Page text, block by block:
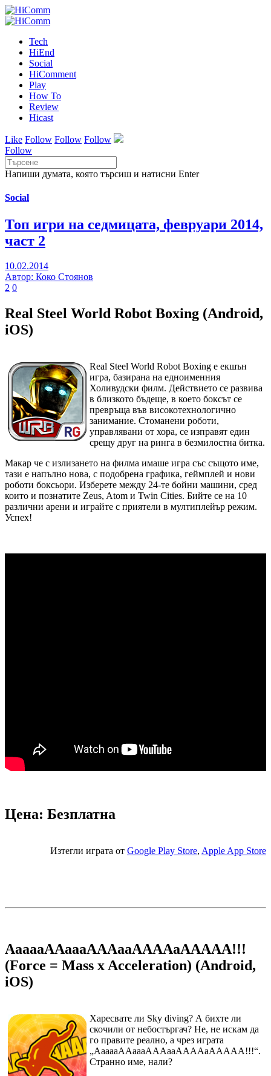
Tech
HiEnd
Social
HiComment
Play
How To
Review
Hicast
Like Follow Follow Follow
Follow
Напиши думата, която търсиш и натисни Enter
Social
Топ игри на седмицата, февруари 2014,
част 2
10.02.2014
Автор: Коко Стоянов
2 0
Real Steel World Robot Boxing (Android,
iOS)
Real Steel World Robot Boxing е екшън
игра, базирана на едноименния
Холивудски филм. Действието се развива
в близкото бъдеще, в което боксът се
превръща във високотехнологично
занимание. Стоманени роботи,
управлявани от хора, се изправят един
срещу друг на ринга в безмилостна битка.
Макар че с излизането на филма имаше игра със същото име,
тази е напълно нова, с подобрена графика, геймплей и нови
роботи боксьори. Изберете между 24-те бойни машини, сред
които и познатите Zeus, Atom и Twin Cities. Бийте се на 10
различни арени и играйте с приятели в мултиплейър режим.
Успех!
Цена: Безплатна
Изтегли играта от Google Play Store, Apple App Store
AaaaaAAaaaAAAaaAAAAaAAAAA!!!
(Force = Mass x Acceleration) (Android,
iOS)
Харесвате ли Sky diving? А бихте ли
скочили от небостъргач? Не, не искам да
го правите реално, а чрез играта
„AaaaaAAaaaAAAaaAAAAaAAAAA!!!“.
Странно име, нали?